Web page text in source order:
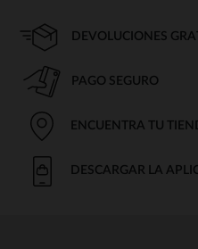
DEVOLUCIONES
PAGO SEGURO
ENCUENTRA TU
DESCARGAR LA